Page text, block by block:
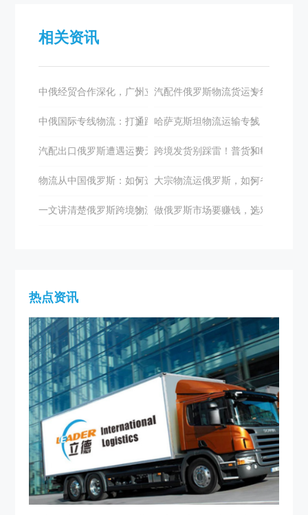
相关资讯
中俄经贸合作深化，广州立德国际物流助力双边发展
汽配件俄罗斯物流货运专线如何选
中俄国际专线物流：打通跨境电商的高效通道
哈萨克斯坦物流运输专线：全面解
汽配出口俄罗斯遭遇运费天价与时效困境？立德国际助您破局！
跨境发货别踩雷！普货和敏感货到
物流从中国俄罗斯：如何选择专业的物流服务商？
大宗物流运俄罗斯，如何省心又高
一文讲清楚俄罗斯跨境物流专线做俄罗斯市场要赚钱，选对物流很
热点资讯